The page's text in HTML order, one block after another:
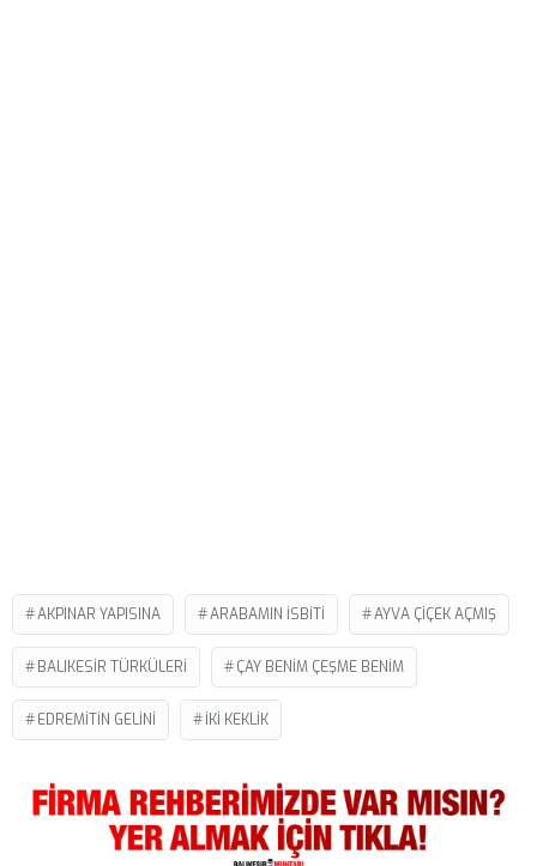
AKPINAR YAPISINA ARABAMIN İSBITI AYVA ÇIÇEK AÇMIŞ
BALIKESIR TÜRKÜLERI ÇAY BENIM ÇEŞME BENIM
EDREMITIN GELINI İKI KEKLIK